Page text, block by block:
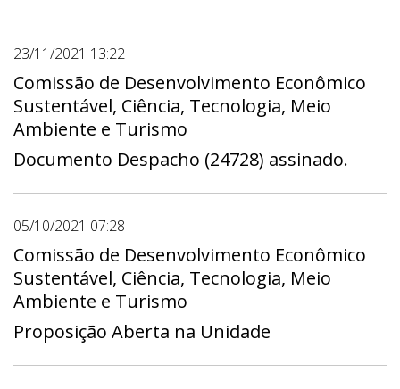
23/11/2021 13:22
Comissão de Desenvolvimento Econômico
Sustentável, Ciência, Tecnologia, Meio
Ambiente e Turismo
Documento Despacho (24728) assinado.
05/10/2021 07:28
Comissão de Desenvolvimento Econômico
Sustentável, Ciência, Tecnologia, Meio
Ambiente e Turismo
Proposição Aberta na Unidade